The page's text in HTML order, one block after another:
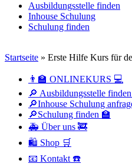
Ausbildungsstelle finden
Inhouse Schulung
Schulung finden
Startseite » Erste Hilfe Kurs für
👨‍🏫 ONLINEKURS 💻
🔎 Ausbildungsstelle
🔎Inhouse Schulung
🔎Schulung finden 🏫
🚑 Über uns 🚒
🛍 Shop 🛒
📧 Kontakt ☎️